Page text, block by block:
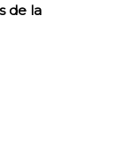
de la